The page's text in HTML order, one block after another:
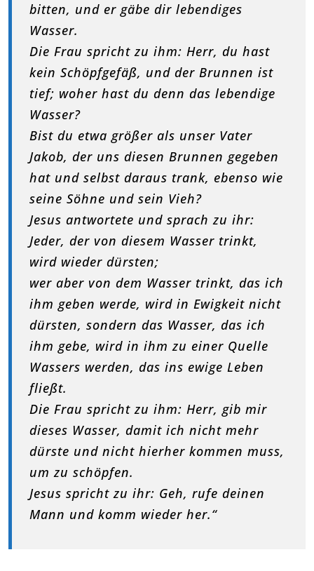
bitten, und er gäbe dir lebendiges
Wasser.
Die Frau spricht zu ihm: Herr, du hast
kein Schöpfgefäß, und der Brunnen ist
tief; woher hast du denn das lebendige
Wasser?
Bist du etwa größer als unser Vater
Jakob, der uns diesen Brunnen gegeben
hat und selbst daraus trank, ebenso wie
seine Söhne und sein Vieh?
Jesus antwortete und sprach zu ihr:
Jeder, der von diesem Wasser trinkt,
wird wieder dürsten;
wer aber von dem Wasser trinkt, das ich
ihm geben werde, wird in Ewigkeit nicht
dürsten, sondern das Wasser, das ich
ihm gebe, wird in ihm zu einer Quelle
Wassers werden, das ins ewige Leben
fließt.
Die Frau spricht zu ihm: Herr, gib mir
dieses Wasser, damit ich nicht mehr
dürste und nicht hierher kommen muss,
um zu schöpfen.
Jesus spricht zu ihr: Geh, rufe deinen
Mann und komm wieder her.“